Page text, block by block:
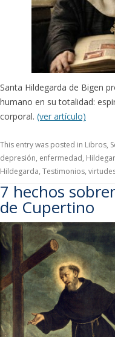
Santa Hildegarda de Bigen
humano en su totalidad:
corporal. (ver artículo)
This entry was posted in Libros,
depresión, enfermedad,
Hildegarda, Testimonios,
7 hechos
de Cupertino